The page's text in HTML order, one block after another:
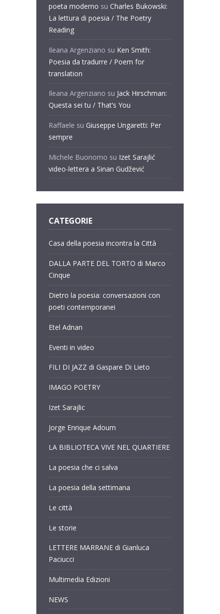
poeta moderno su Charles Bukowski:
La lettura di poesia / The Poetry
Reading
Ileana Argenziano su Ken Smith:
Poesia da tradurre / Poem for
translation
Ileana Argenziano su Jack Hirschman:
Questa sei tu / That’s You
Raffaele su Giuseppe Ungaretti: Per
sempre
Michele Buonomo su Izet Sarajlić
video-lettera a Sinan Gudžević
CATEGORIE
Casa della poesia incontra la Città
DALLA PARTE DEL TORTO di Marco
Cinque
Dietro la poesia: conversazioni con
poeti contemporanei
Etel Adnan
Eventi in video
FILI DI JAZZ di Gaspare Di Lieto
IMAGO POETRY
Izet Sarajlic
Jorge Enrique Adoum
LA BIBLIOTECA VIVE NEL QUARTIERE
La poesia che ci salva
La poesia della settimana
Le città
Le storie
LETTERE MARRANE di Gianluca
Paciucci
Multimedia Edizioni
NEWS